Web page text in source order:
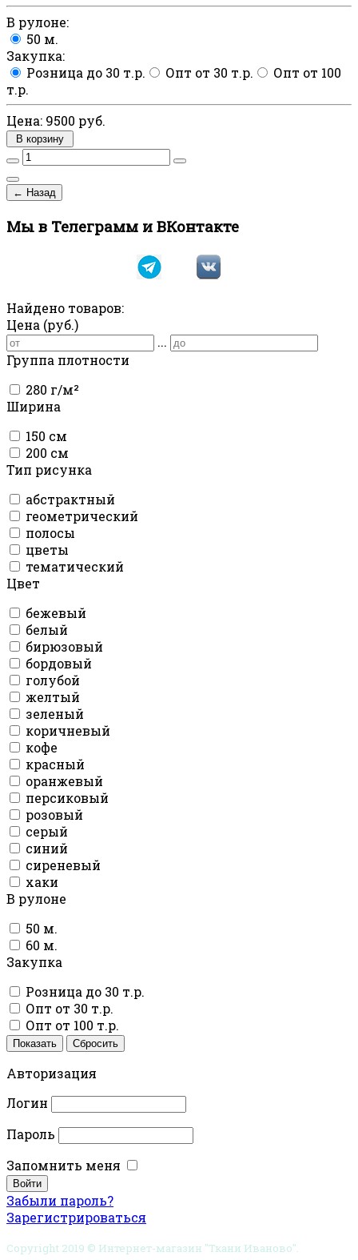
В рулоне:
50 м.
Закупка:
Розница до 30 т.р.
Опт от 30 т.р.
Опт от 100
т.р.
Цена: 9500 руб.
В корзину
Мы в Телеграмм и ВКонтакте
Найдено товаров:
Цена (руб.)
...
Группа плотности
280 г/м²
Ширина
150 см
200 см
Тип рисунка
абстрактный
геометрический
полосы
цветы
тематический
Цвет
бежевый
белый
бирюзовый
бордовый
голубой
желтый
зеленый
коричневый
кофе
красный
оранжевый
персиковый
розовый
серый
синий
сиреневый
хаки
В рулоне
50 м.
60 м.
Закупка
Розница до 30 т.р.
Опт от 30 т.р.
Опт от 100 т.р.
Показать Сбросить
Авторизация
Логин
Пароль
Запомнить меня
Забыли пароль?
Зарегистрироваться
Copyright 2019 © Интернет-магазин "Ткани Иваново".